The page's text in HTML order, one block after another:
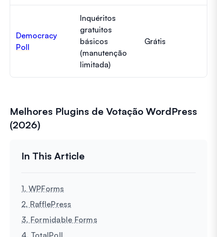
Democracy
Poll
Inquéritos
gratuitos
básicos
(manutenção
limitada)
Grátis
Melhores Plugins de Votação WordPress
(2026)
1. WPForms
2. RafflePress
3. Formidable Forms
4. TotalPoll